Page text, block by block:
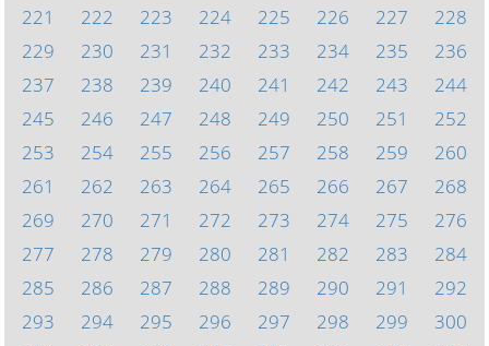
221
222 223 224 225 226 227
228
229
230 231 232 233 234 235
236
237
238 239 240 241 242 243
244
245
246 247 248 249 250 251
252
253
254 255 256 257 258 259
260
261
262 263 264 265 266 267
268
269
270 271 272 273 274 275
276
277
278 279 280 281 282 283
284
285
286 287 288 289 290 291
292
293
294 295 296 297 298 299
300